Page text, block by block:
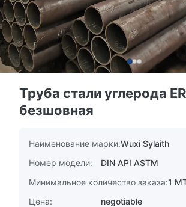
Труба стали углерода
безшовная
Наименование марки:Wuxi Sylaith
Номер модели:
DIN API ASTM
Минимальное количество заказа:1
Цена:
negotiable